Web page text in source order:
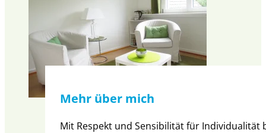
Mehr über mich
Mit Respekt und Sensibilität für Individualität